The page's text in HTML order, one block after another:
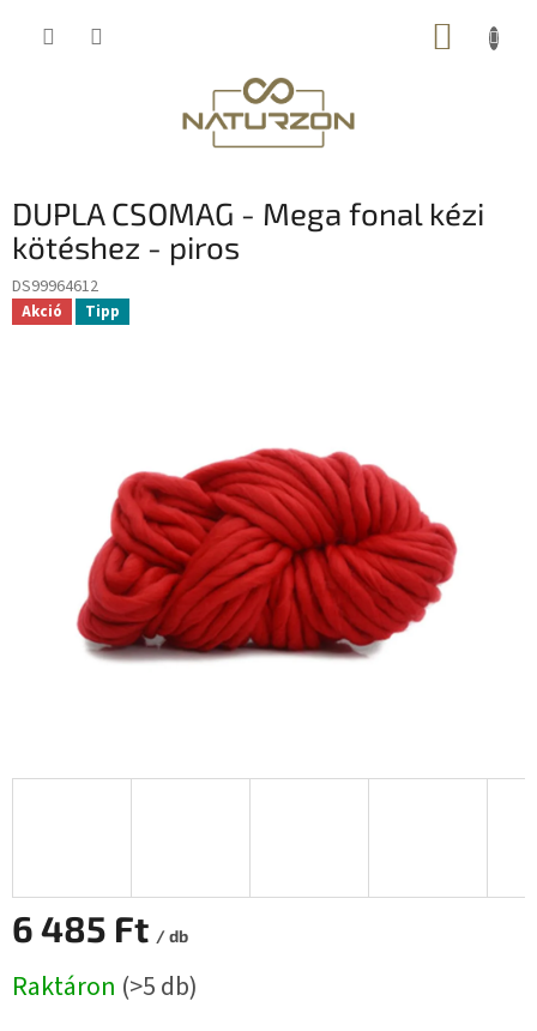
KOSÁR
DUPLA CSOMAG - Mega fonal kézi
kötéshez - piros
DS99964612
Akció Tipp
6 485 Ft / db
Raktáron (>5 db)